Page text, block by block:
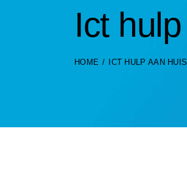
Ict
HOME ICT HULP AAN